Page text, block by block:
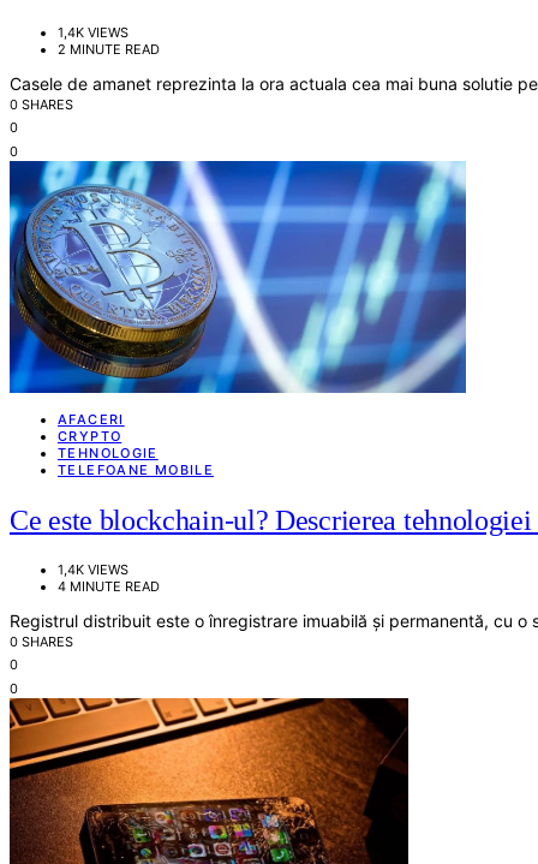
1,4K VIEWS
2 MINUTE READ
Casele de amanet reprezinta la ora actuala cea mai buna solutie
0 SHARES
0
0
AFACERI
CRYPTO
TEHNOLOGIE
TELEFOANE MOBILE
Ce este blockchain-ul? Descrierea
1,4K VIEWS
4 MINUTE READ
Registrul distribuit este o înregistrare imuabilă și permanentă, cu
0 SHARES
0
0